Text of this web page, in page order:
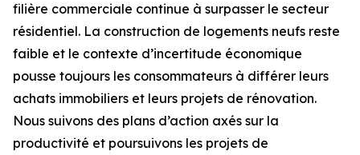
filière commerciale continue à surpasser le secteur
résidentiel. La construction de logements neufs reste
faible et le contexte d’incertitude économique
pousse toujours les consommateurs à différer leurs
achats immobiliers et leurs projets de rénovation.
Nous suivons des plans d’action axés sur la
productivité et poursuivons les projets de